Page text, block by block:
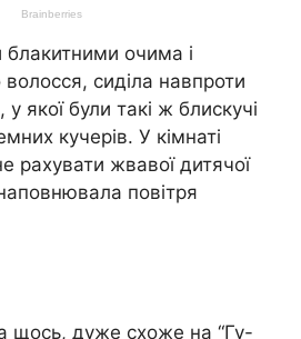
блакитними очима і
сиділа навпроти
у якої були такі ж блискучі
кучерів. У кімнаті
рахувати жвавої дитячої
повітря
щось, дуже схоже на “Гу-